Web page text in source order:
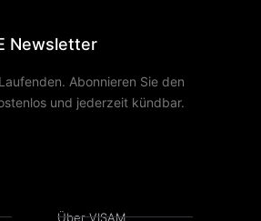
Newsletter
Abonnieren Sie den
und jederzeit kündbar.
Über VISAM